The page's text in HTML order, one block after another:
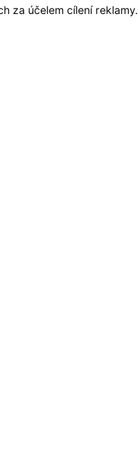
za účelem cílení reklamy.